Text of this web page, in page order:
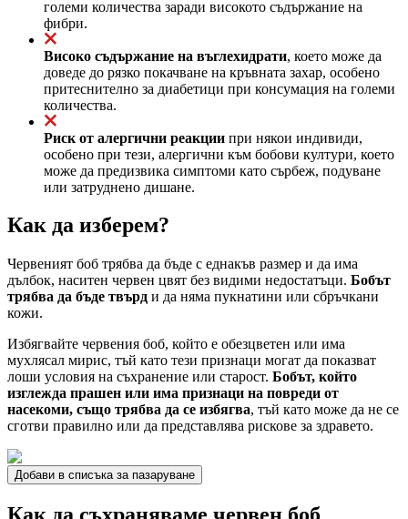
големи количества заради високото съдържание на
фибри.
Високо съдържание на въглехидрати, което може да
доведе до рязко покачване на кръвната захар, особено
притеснително за диабетици при консумация на големи
количества.
Риск от алергични реакции при някои индивиди,
особено при тези, алергични към бобови култури, което
може да предизвика симптоми като сърбеж, подуване
или затруднено дишане.
Как да изберем?
Червеният боб трябва да бъде с еднакъв размер и да има
дълбок, наситен червен цвят без видими недостатъци. Бобът
трябва да бъде твърд и да няма пукнатини или сбръчкани
кожи.
Избягвайте червения боб, който е обезцветен или има
мухлясал мирис, тъй като тези признаци могат да показват
лоши условия на съхранение или старост. Бобът, който
изглежда прашен или има признаци на повреди от
насекоми, също трябва да се избягва, тъй като може да не се
сготви правилно или да представлява рискове за здравето.
Добави в списъка за пазаруване